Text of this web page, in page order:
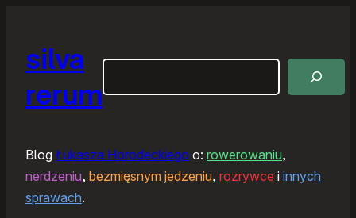
silva
rerum
Blog Łukasza Horodeckiego o: rowerowaniu,
nerdzeniu, bezmięsnym jedzeniu, rozrywce i innych
sprawach.